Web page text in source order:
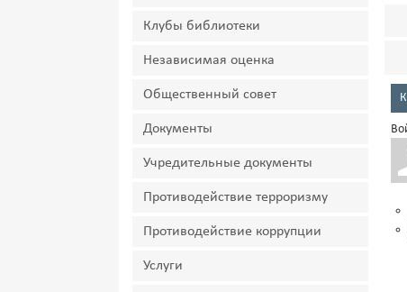
Клубы библиотеки
Независимая оценка
Общественный совет
Документы
Учредительные документы
Противодействие терроризму
Противодействие коррупции
Услуги